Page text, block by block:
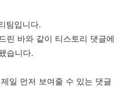
팀입니다.
린 바와 같이 티스토리 댓글에
습니다.
일 먼저 보여줄 수 있는 댓글